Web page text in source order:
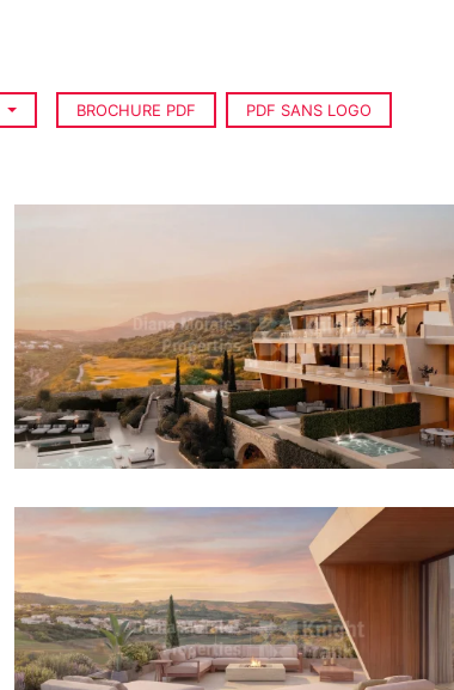
BROCHURE PDF PDF SANS LOGO